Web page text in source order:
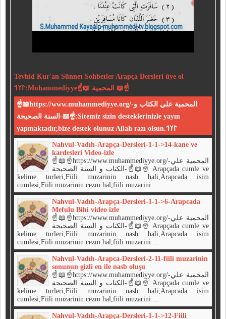
Tevhid Kur'an Sünnet Sohbetler Arapça Dersleri üye ol
𐰃𐰠𐰯:Muhammediyye☝📖 المحمية 📖☝
☝📖https://www.muhammediyye.org/-المحمية علي الكتاب و
السنة الصحيحة-📖☝:Sitemiz sizin desteklerinizle yayın
yapmaktadır,bize destek olunuz Allah razı olsun.𐰃𐰠𐰯
Nahvul-Vadıh-Arapça-Dersleri-1-1->14-kane ve
kardesleri Video-izle
☝📖☝https://www.muhammediyye.org/-المحمية علي
الكتاب و السنة الصحيحة-☝📖☝ Arapçada cumle ve
kelime turleri,Fiili muzarinin nasb hali,Arapcada isim
cumlesi,Fiili muzarinin cezm hal,fiili muzarini ...
Nahvul-Vadıh-Arapça-Dersleri-1-1->6-Arapcada
Mefulu Bihi video izle
☝📖☝https://www.muhammediyye.org/-المحمية علي
الكتاب و السنة الصحيحة-☝📖☝ Arapçada cumle ve
kelime turleri,Fiili muzarinin nasb hali,Arapcada isim
cumlesi,Fiili muzarinin cezm hal,fiili muzarini ...
Nahvul-Vadıh-Arapca-Dersleri-2-11-fiili muzarinin
sonunun gizli en ile nasb oluşu
☝📖☝https://www.muhammediyye.org/-المحمية علي
الكتاب و السنة الصحيحة-☝📖☝ Arapçada cumle ve
kelime turleri,Fiili muzarinin nasb hali,Arapcada isim
cumlesi,Fiili muzarinin cezm hal,fiili muzarini ...
Nahvul-Vadıh-Arapça-Dersleri-1-1->12-Fiili